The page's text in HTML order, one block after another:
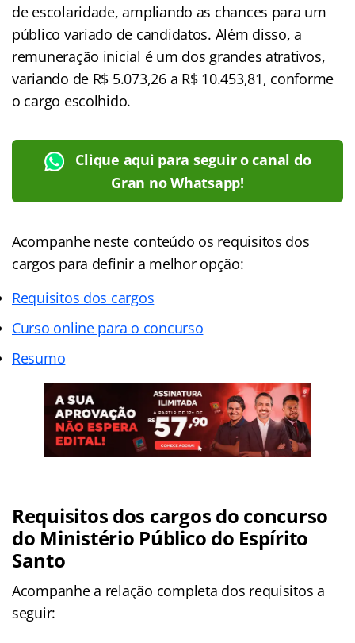
de escolaridade, ampliando as chances para um
público variado de candidatos. Além disso, a
remuneração inicial é um dos grandes atrativos,
variando de R$ 5.073,26 a R$ 10.453,81, conforme
o cargo escolhido.
Clique aqui para seguir o canal do
Gran no Whatsapp!
Acompanhe neste conteúdo os requisitos dos
cargos para definir a melhor opção:
Requisitos dos cargos
Curso online para o concurso
Resumo
Requisitos dos cargos do concurso
do Ministério Público do Espírito
Santo
Acompanhe a relação completa dos requisitos a
seguir: